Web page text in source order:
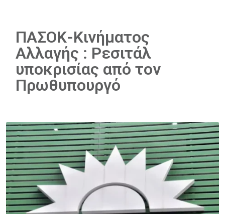
ΠΑΣΟΚ-Κινήματος
Αλλαγής : Ρεσιτάλ
υποκρισίας από τον
Πρωθυπουργό